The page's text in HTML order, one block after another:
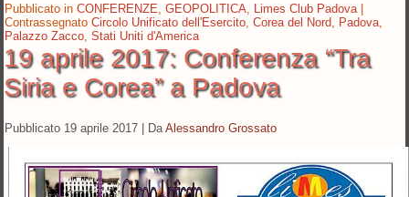
Pubblicato in CONFERENZE ,GEOPOLITICA Limes Club Padova |
Contrassegnato Circolo Unificato dell'Esercito ,Corea del Nord Padova
Palazzo Zacco ,Stati Uniti d'America
19 aprile 2017: Conferenza “Tra
Siria e Corea” a Padova
Pubblicato 19 aprile 2017 | Da Alessandro Grossato